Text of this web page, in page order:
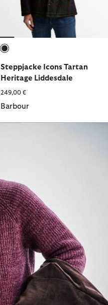
Steppjacke Icons Tartan
Heritage Liddesdale
249,00 €
Barbour